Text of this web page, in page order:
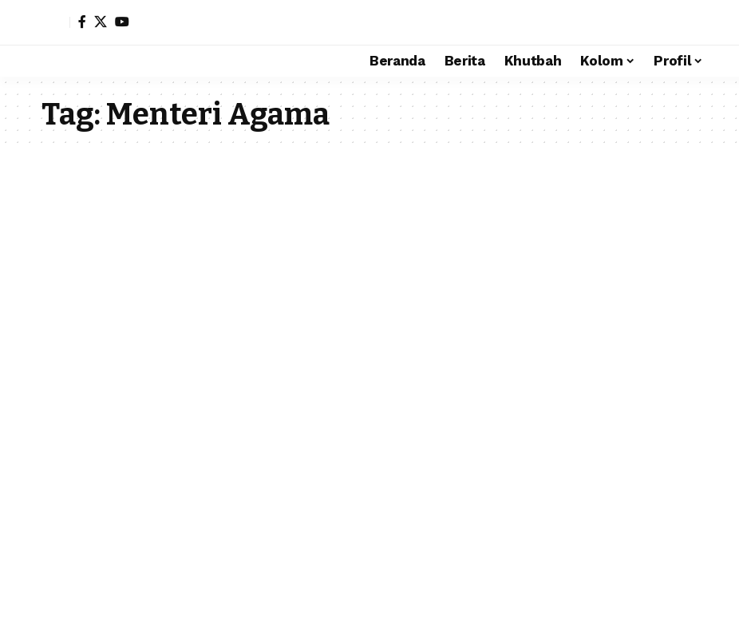
Beranda Berita Khutbah Kolom Profil
Tag:Menteri Agama